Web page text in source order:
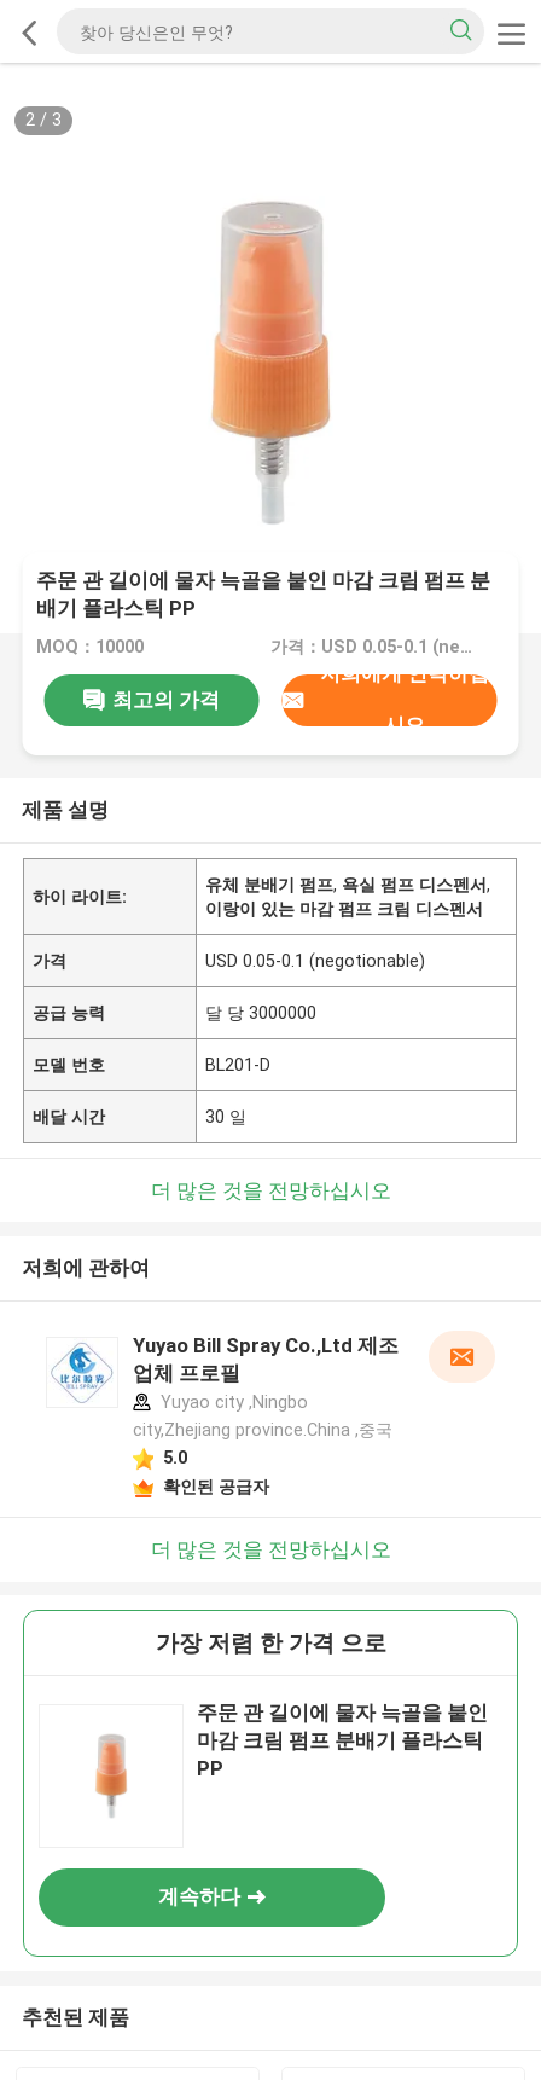
2/ 3
주문 관 길이에 물자 늑골을 붙인 마감 크림 펌프 분
배기 플라스틱 PP
MOQ：10000 가격：USD 0.05-0.1 (negotionable)
최고의 가격
저희에게 연락하십
시오
제품 설명
하이 라이트:
유체 분배기 펌프, 욕실 펌프 디스펜서,
이랑이 있는 마감 펌프 크림 디스펜서
가격 USD 0.05-0.1 (negotionable)
공급 능력 달 당 3000000
모델 번호 BL201-D
배달 시간 30 일
더 많은 것을 전망하십시오
저희에 관하여
Yuyao Bill Spray Co.,Ltd 제조
업체 프로필
Yuyao city ,Ningbo
city,Zhejiang province.China ,중국
5.0
확인된 공급자
더 많은 것을 전망하십시오
가장 저렴 한 가격 으로
주문 관 길이에 물자 늑골을 붙인
마감 크림 펌프 분배기 플라스틱
PP
계속하다
추천된 제품